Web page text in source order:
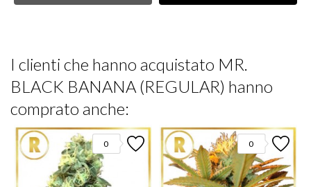
I clienti che hanno acquistato MR.
BLACK BANANA (REGULAR) hanno
comprato anche:
0 0